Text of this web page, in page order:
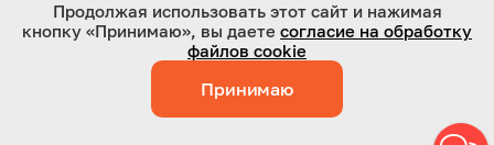
ООО "Оригинал-сервис". Все права защищены 2026
Работает на технологиях:Jaky
Продолжая использовать этот сайт и нажимая
кнопку «Принимаю», вы даете согласие на обработку
файлов cookie
Принимаю